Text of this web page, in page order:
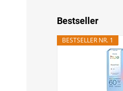
Bestseller
BESTSELLER NR. 1